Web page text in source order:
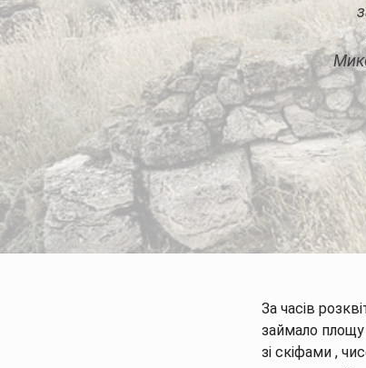
За часів
займало площу
зі скіфами ,